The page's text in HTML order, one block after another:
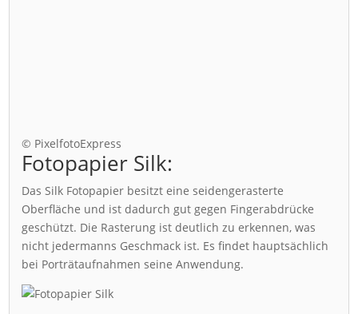
© PixelfotoExpress
Fotopapier Silk:
Das Silk Fotopapier besitzt eine seidengerasterte
Oberfläche und ist dadurch gut gegen Fingerabdrücke
geschützt. Die Rasterung ist deutlich zu erkennen, was
nicht jedermanns Geschmack ist. Es findet hauptsächlich
bei Porträtaufnahmen seine Anwendung.